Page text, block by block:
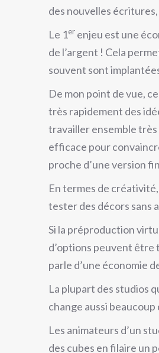
des nouvelles
Le 1er enjeu est une
de l’argent ! Cela
souvent sont
De mon point de vue,
très rapidement des
travailler ensemble
efficace pour
proche d’une version
En termes de
tester des décors sans
Si la préproduction
d’options peuvent être
parle d’une économie
La plupart des studios
change aussi
Les animateurs d’un
des cubes en filaire un